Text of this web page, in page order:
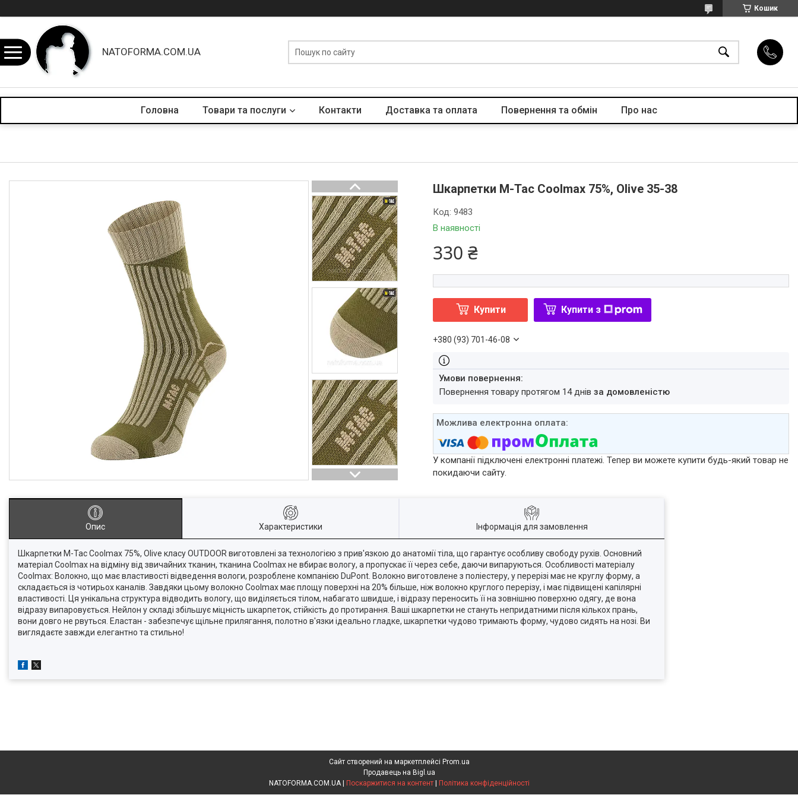
Кошик
NATOFORMA.COM.UA
Головна Товари та послуги Контакти Доставка та оплата Повернення та обмін Про нас
Шкарпетки M-Tac Coolmax 75%, Olive 35-38
В наявності
Код:9483
330 ₴
Купити Купити з
+380 (93) 701-46-08
повернення товару протягом 14 днівза домовленістю
У компанії підключені електронні платежі. Тепер ви можете купити будь-який товар не
покидаючи сайту.
Опис Характеристики Інформація для замовлення
Шкарпетки M-Tac Coolmax 75%, Olive класу OUTDOOR виготовлені за технологією з прив'язкою до анатомії тіла, що гарантує особливу свободу рухів. Основний
матеріал Coolmax на відміну від звичайних тканин, тканина Coolmax не вбирає вологу, а пропускає її через себе, даючи випаруються. Особливості матеріалу
Coolmax: Волокно, що має властивості відведення вологи, розроблене компанією DuPont. Волокно виготовлене з поліестеру, у перерізі має не круглу форму, а
складається із чотирьох каналів. Завдяки цьому волокно Coolmax має площу поверхні на 20% більше, ніж волокно круглого перерізу, і має підвищені капілярні
властивості. Ця унікальна структура відводить вологу, що виділяється тілом, набагато швидше, і відразу переносить її на зовнішню поверхню одягу, де вона
відразу випаровується. Нейлон у складі збільшує міцність шкарпеток, стійкість до протирання. Ваші шкарпетки не стануть непридатними після кількох прань,
вони довго не рвуться. Еластан - забезпечує щільне прилягання, полотно в'язки ідеально гладке, шкарпетки чудово тримають форму, чудово сидять на нозі. Ви
виглядаєте завжди елегантно та стильно!
Сайт створений на маркетплейсі Prom.ua
Продавець на Bigl.ua
Поскаржитися на контент Політика конфіденційності